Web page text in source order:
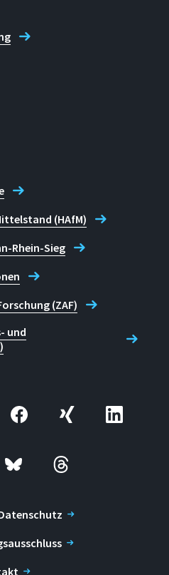
(HAfM)
Rhein-Sieg
(ZAF)
und